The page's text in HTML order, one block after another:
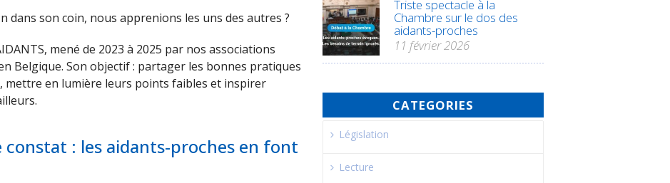
dans son coin, nous apprenions les uns des autres ?
mené de 2023 à 2025 par nos associations
Belgique. Son objectif : partager les bonnes pratiques
mettre en lumière leurs points faibles et inspirer
constat : les aidants-proches en font
Triste spectacle à la
Chambre sur le dos des
aidants-proches
11 février 2026
CATEGORIES
Législation
Lecture